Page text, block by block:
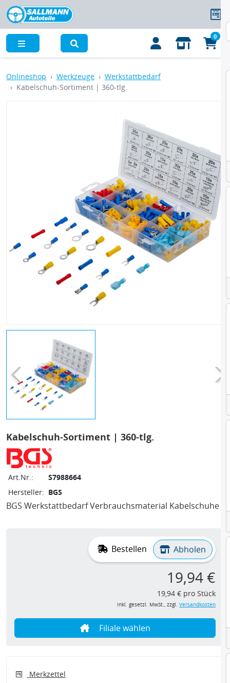
0
Onlineshop Werkzeuge
Werkstattbedarf
Kabelschuh-Sortiment | 360-tlg.
Kabelschuh-Sortiment | 360-tlg.
Art.Nr.:
S7988664
Hersteller: BGS
BGS Werkstattbedarf Verbrauchsmaterial Kabelschuhe
Bestellen Abholen
19,94 €
19,94 € pro Stück
inkl. gesetzl. MwSt., zzgl. Versandkosten
Filiale wählen
Merkzettel